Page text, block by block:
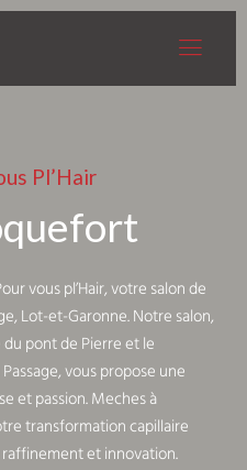
Pl’Hair
vous pl’Hair, votre salon de
Lot-et-Garonne. Notre salon,
pont de Pierre et le
vous propose une
et passion. Meches à
transformation capillaire
et innovation.